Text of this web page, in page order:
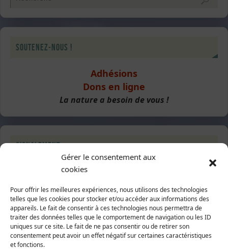
Gérer le consentement aux
cookies
Pour offrir les meilleures expériences, nous utilisons des technologies
telles que les cookies pour stocker et/ou accéder aux informations des
appareils. Le fait de consentir à ces technologies nous permettra de
traiter des données telles que le comportement de navigation ou les ID
uniques sur ce site. Le fait de ne pas consentir ou de retirer son
consentement peut avoir un effet négatif sur certaines caractéristiques
et fonctions.
Soutenez-nous !
Adhésions
Dons en ligne
La nature a besoin de vous !
Signalement
Destruction de haies
Suivez-nous